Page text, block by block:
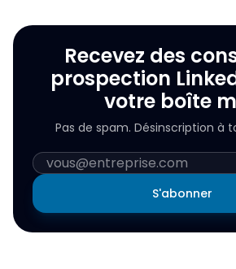
Recevez des
prospection
votre boîte
Pas de spam. Désinscription à
S'abonner